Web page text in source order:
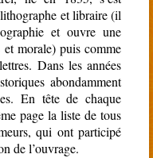
et libraire (il
et ouvre une
morale) puis comme
Dans les années
abondamment
En tête de chaque
page la liste de tous
qui ont participé
de l’ouvrage.